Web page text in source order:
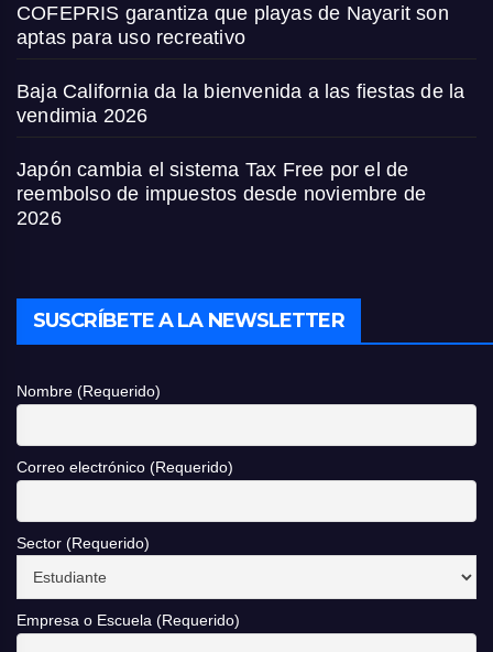
COFEPRIS garantiza que playas de Nayarit son
aptas para uso recreativo
Baja California da la bienvenida a las fiestas de la
vendimia 2026
Japón cambia el sistema Tax Free por el de
reembolso de impuestos desde noviembre de
2026
SUSCRÍBETE A LA NEWSLETTER
Nombre (Requerido)
Correo electrónico (Requerido)
Sector (Requerido)
Empresa o Escuela (Requerido)